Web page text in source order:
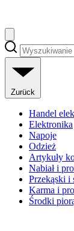
Zurück
Handel
Elektronika
Napoje
Odzież
Artykuły
Nabiał i
Przekąski i
Karma i
Środki